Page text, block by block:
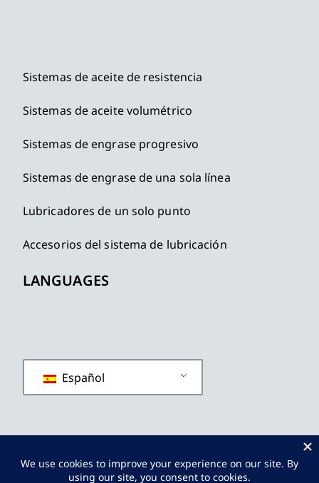
Sistemas de aceite de resistencia
Sistemas de aceite volumétrico
Sistemas de engrase progresivo
Sistemas de engrase de una sola línea
Lubricadores de un solo punto
Accesorios del sistema de lubricación
LANGUAGES
Español
política de privacidad
Términos y condiciones